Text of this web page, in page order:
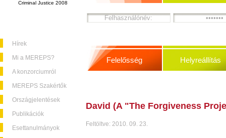
Criminal Justice 2008
Hírek
Mi a MEREPS?
A konzorciumról
MEREPS Szakértők
Országjelentések
Publikációk
Esettanulmányok
Felelősség Helyreállítás
David (A "The Forgiveness
Feltöltve: 2010. 09. 23.